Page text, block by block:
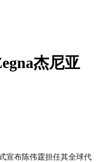
杰尼亚
宣布陈伟霆担任其全球代